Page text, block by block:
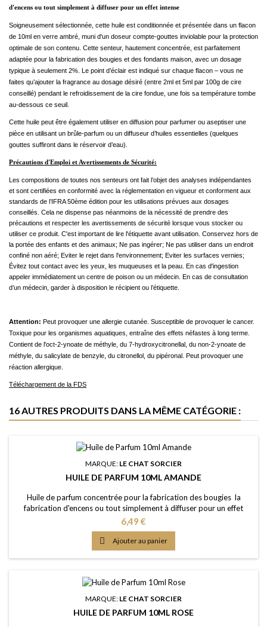
d'encens ou tout simplement à diffuser pour un effet intense
Soigneusement sélectionnée, cette huile est conditionnée et présentée dans un flacon
de 10ml en verre ambré, muni d'un doseur compte-gouttes inviolable pour la protection
optimale de son contenu. Cette senteur, hautement concentrée, est parfaitement
adaptée pour la fabrication des bougies et des fondants maison, avec un dosage
typique à seulement 2%. Le point d’éclair est indiqué sur chaque flacon – vous ne
faites qu’ajouter la fragrance au dosage désiré (entre 2ml et 5ml par 100g de cire
conseillé) pendant le refroidissement de la cire fondue, une fois sa température tombe
au-dessous ce seuil.
Cette huile peut être également utiliser en diffusion pour parfumer ou aseptiser une
pièce en utilisant un brûle-parfum ou un diffuseur d’huiles essentielles (quelques
gouttes suffiront dans le réservoir d’eau).
Précautions d'Emploi et Avertissements de Sécurité:
Les compositions de toutes nos senteurs ont fait l’objet des analyses indépendantes
et sont certifiées en conformité avec la réglementation en vigueur et conforment aux
standards de l’IFRA 50ème édition pour les utilisations prévues aux dosages
conseillés. Cela ne dispense pas néanmoins de la nécessité de prendre des
précautions et respecter les avertissements de sécurité lorsque vous stocker ou
utiliser ce produit. C'est important de lire l'étiquette avant utilisation. Conservez hors de
la portée des enfants et des animaux; Ne pas ingérer; Ne pas utiliser dans un endroit
confiné non aéré; Eviter le rejet dans l'environnement; Eviter les surfaces vernies;
Évitez tout contact avec les yeux, les muqueuses et la peau. En cas d'ingestion
appeler immédiatement un centre de poison ou un médecin. En cas de consultation
d’un médecin, garder à disposition le récipient ou l’étiquette.
Attention: Peut provoquer une allergie cutanée. Susceptible de provoquer le cancer.
Toxique pour les organismes aquatiques, entraîne des effets néfastes à long terme.
Contient de l'oct-2-ynoate de méthyle, du 7-hydroxycitronellal, du non-2-ynoate de
méthyle, du salicylate de benzyle, du citronellol, du pipéronal. Peut provoquer une
réaction allergique.
Téléchargement de la FDS
16 AUTRES PRODUITS DANS LA MÊME CATÉGORIE :
MARQUE: LE CHAT SORCIER
HUILE DE PARFUM 10ML AMANDE
Huile de parfum concentrée pour la fabrication des bougies la
fabrication d'encens ou tout simplement à diffuser pour un effet
intense Caractère: arôme doux et fragrant, fruité, noyauté Point
d'Eclair: &gt;60°C Couleur: Jaune clair Dosage conseillé: entre 2% et
5% Documentation: Fiche de données de sécurité téléchargeable
(lien dessous)
Prix
6,49 €
 Ajouter au panier
MARQUE: LE CHAT SORCIER
HUILE DE PARFUM 10ML ROSE